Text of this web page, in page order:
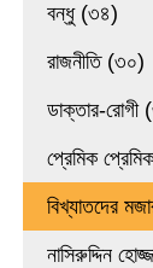
বন্ধু (৩৪)
রাজনীতি (৩০)
ডাক্তার-রোগী
প্রেমিক
বিখ্যাতদের
নাসিরুদ্দিন